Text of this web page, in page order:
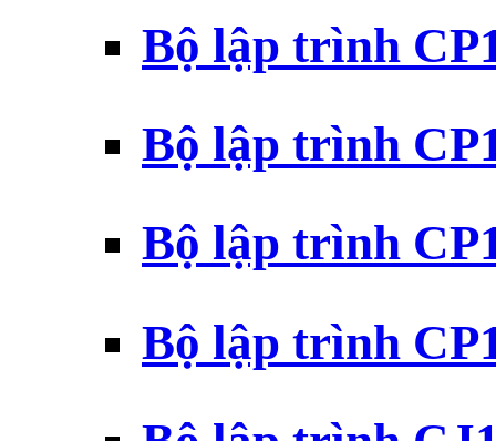
Bộ lập trình
Bộ lập trình
Bộ lập trình
Bộ lập trình